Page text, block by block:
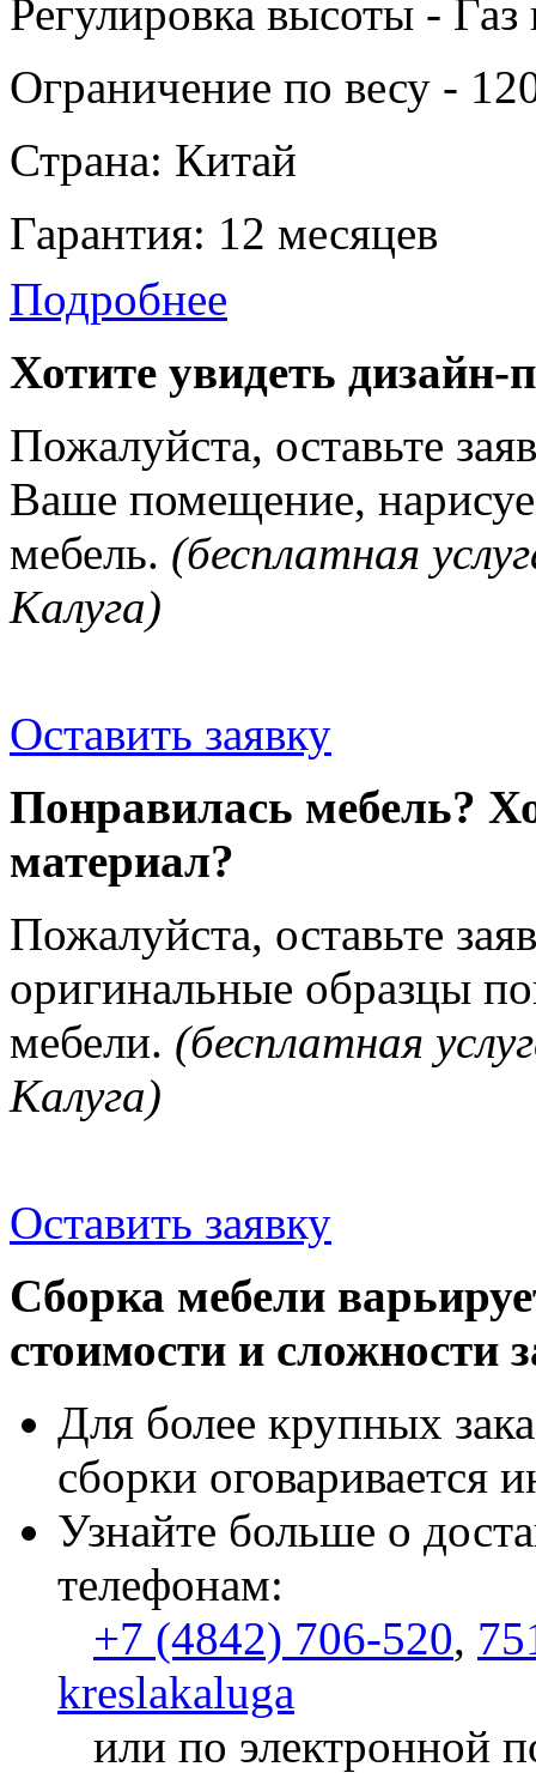
Регулировка высоты -
Ограничение по весу -
Страна: Китай
Гарантия: 12 месяцев
Подробнее
Хотите увидеть дизайн-
Пожалуйста, оставьте
Ваше помещение,
мебель. (бесплатная
Калуга)
Оставить заявку
Понравилась мебель?
материал?
Пожалуйста, оставьте
оригинальные образцы
мебели. (бесплатная
Калуга)
Оставить заявку
Сборка мебели
стоимости и сложности
Для более крупных
сборки оговаривается
Узнайте больше о
телефонам:
+7 (4842) 706-520,
kreslakaluga
или по электронной